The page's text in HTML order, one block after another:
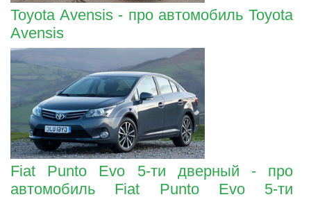
Toyota Avensis - про автомобиль Toyota
Avensis
Fiat Punto Evo 5-ти дверный - про
автомобиль Fiat Punto Evo 5-ти